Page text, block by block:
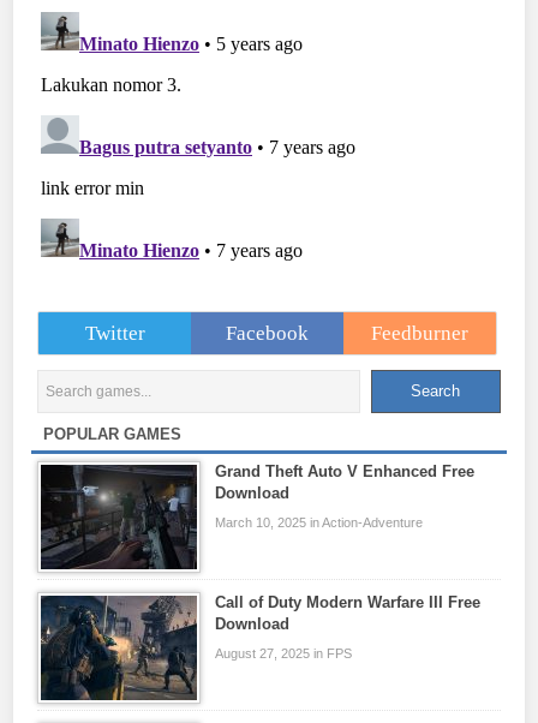
Twitter Facebook Feedburner
POPULAR GAMES
Grand Theft Auto V Enhanced Free
Download
March 10, 2025 in Action-Adventure
Call of Duty Modern Warfare III Free
Download
August 27, 2025 in FPS